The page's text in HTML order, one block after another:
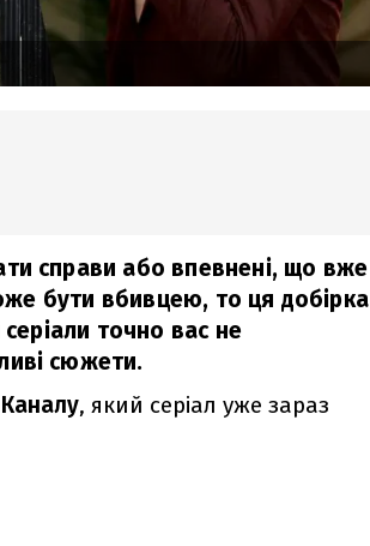
справи або впевнені, що вже
бути вбивцею, то ця добірка
точно вас не
сюжети.
, який серіал уже зараз